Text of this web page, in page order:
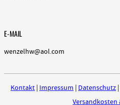
E-MAIL
wenzelhw@aol.com
Kontakt | Impressum | Datenschutz |
Versandkosten